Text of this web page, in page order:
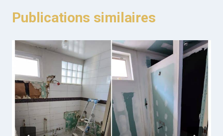
Publications similaires